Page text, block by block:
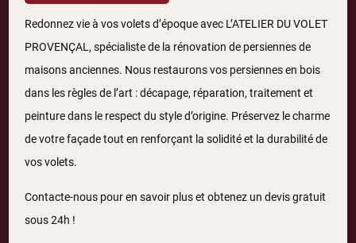
Redonnez vie à vos volets d’époque avec L’ATELIER DU VOLET
PROVENÇAL, spécialiste de la rénovation de persiennes de
maisons anciennes. Nous restaurons vos persiennes en bois
dans les règles de l’art : décapage, réparation, traitement et
peinture dans le respect du style d’origine. Préservez le charme
de votre façade tout en renforçant la solidité et la durabilité de
vos volets.
Contacte-nous pour en savoir plus et obtenez un devis gratuit
sous 24h !